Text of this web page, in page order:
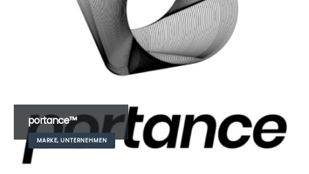
portance™
MARKE, UNTERNEHMEN